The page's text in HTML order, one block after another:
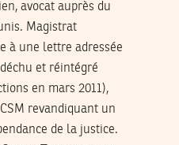
avocat auprès du
Magistrat
à une lettre adressée
et réintégré
en mars 2011),
revandiquant un
de la justice.